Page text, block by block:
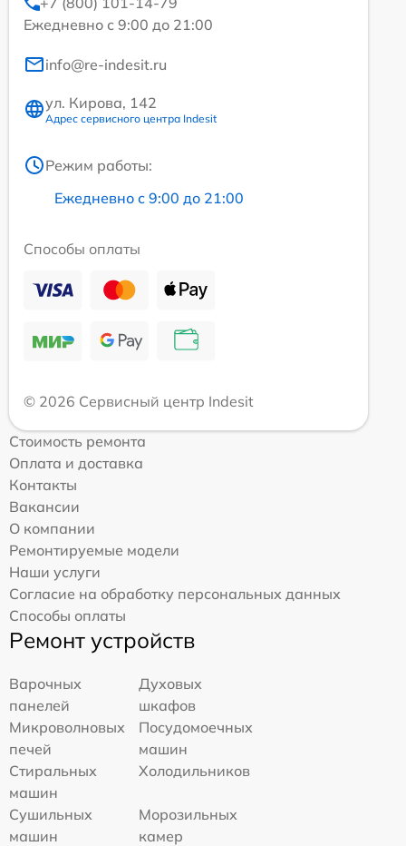
Ежедневно с 9:00 до 21:00
info@re-indesit.ru
ул. Кирова, 142
Адрес сервисного центра Indesit
Режим работы:
Ежедневно с 9:00 до 21:00
Способы оплаты
© 2026 Сервисный центр Indesit
Стоимость ремонта
Оплата и доставка
Контакты
Вакансии
О компании
Ремонтируемые модели
Наши услуги
Согласие на обработку персональных данных
Способы оплаты
Ремонт устройств
Варочных
панелей
Духовых
шкафов
Микроволновых
печей
Посудомоечных
машин
Стиральных
машин
Холодильников
Сушильных
машин
Морозильных
камер